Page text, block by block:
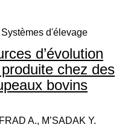
d'élevage
d’évolution
chez des
bovins
A., M’SADAK Y.